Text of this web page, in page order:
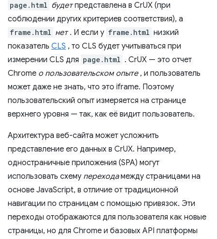
page.html будетпредставлена ​​в CrUX (при
соблюдении других критериев соответствия), а
frame.html нет. И если у frame.html низкий
показатель CLS , то CLS будет учитываться при
измерении CLS для page.html . CrUX — это отчет
Chrome о пользовательском опыте, и пользователь
может даже не знать, что это iframe. Поэтому
пользовательский опыт измеряется на странице
верхнего уровня — так, как её видит пользователь.
Архитектура веб-сайта может усложнить
представление его данных в CrUX. Например,
одностраничные приложения (SPA) могут
использовать схему переходамежду страницами на
основе JavaScript, в отличие от традиционной
навигации по страницам с помощью привязок. Эти
переходы отображаются для пользователя как новые
страницы, но для Chrome и базовых API платформы